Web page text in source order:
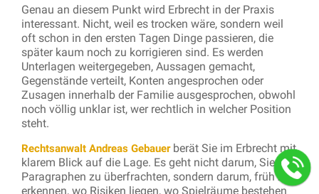
Genau an diesem Punkt wird Erbrecht in der Praxis
interessant. Nicht, weil es trocken wäre, sondern weil
oft schon in den ersten Tagen Dinge passieren, die
später kaum noch zu korrigieren sind. Es werden
Unterlagen weitergegeben, Aussagen gemacht,
Gegenstände verteilt, Konten angesprochen oder
Zusagen innerhalb der Familie ausgesprochen, obwohl
noch völlig unklar ist, wer rechtlich in welcher Position
steht.
Rechtsanwalt Andreas Gebauerberät Sie im Erbrecht mit
klarem Blick auf die Lage. Es geht nicht darum, Sie mit
Paragraphen zu überfrachten, sondern darum, früh zu
erkennen, wo Risiken liegen, wo Spielräume bestehen